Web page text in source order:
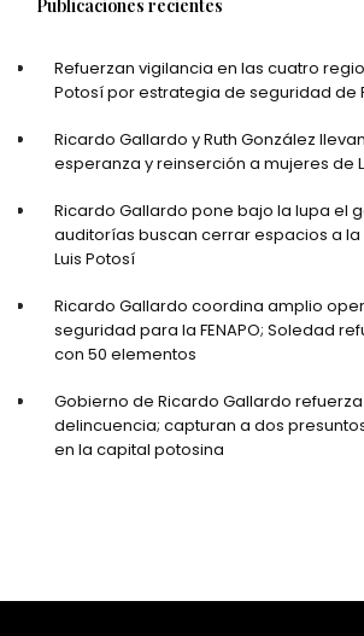
Publicaciones recientes
Refuerzan vigilancia en las cuatro
Potosí por estrategia de seguridad de
Ricardo Gallardo y Ruth González
esperanza y reinserción a mujeres de
Ricardo Gallardo pone bajo la lupa el
auditorías buscan cerrar espacios a
Luis Potosí
Ricardo Gallardo coordina amplio
seguridad para la FENAPO; Soledad
con 50 elementos
Gobierno de Ricardo Gallardo
delincuencia; capturan a dos
en la capital potosina